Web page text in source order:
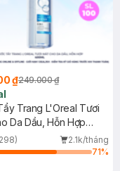
₫249.000 ₫
Trang L'Oreal Tươi
Da Dầu, Hỗn Hợp
2.1k/tháng
71%